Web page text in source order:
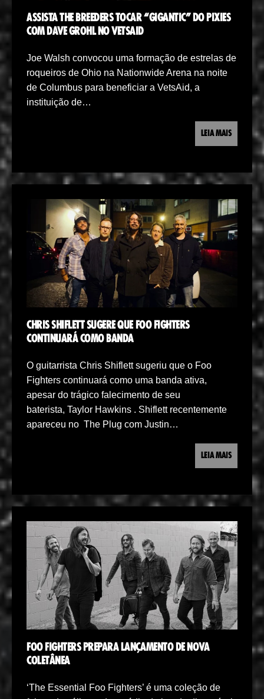
ASSISTA THE BREEDERS TOCAR “GIGANTIC” DO PIXIES
COM DAVE GROHL NO VETSAID
Joe Walsh convocou uma formação de estrelas de
roqueiros de Ohio na Nationwide Arena na noite
de Columbus para beneficiar a VetsAid, a
instituição de…
LEIA MAIS
CHRIS SHIFLETT SUGERE QUE FOO FIGHTERS
CONTINUARÁ COMO BANDA
O guitarrista Chris Shiflett sugeriu que o Foo
Fighters continuará como uma banda ativa,
apesar do trágico falecimento de seu
baterista, Taylor Hawkins . Shiflett recentemente
apareceu no The Plug com Justin…
LEIA MAIS
FOO FIGHTERS PREPARA LANÇAMENTO DE NOVA
COLETÂNEA
‘The Essential Foo Fighters’ é uma coleção de